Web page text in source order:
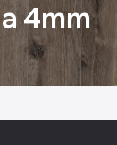
4mm